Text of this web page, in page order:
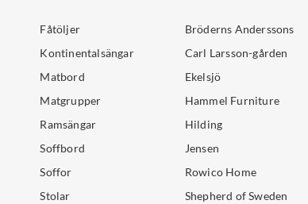
Fåtöljer
Kontinentalsängar
Matbord
Matgrupper
Ramsängar
Soffbord
Soffor
Stolar
Bröderns Anderssons
Carl Larsson-gården
Ekelsjö
Hammel Furniture
Hilding
Jensen
Rowico Home
Shepherd of Sweden